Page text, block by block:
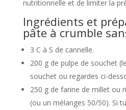
nutritionnelle et de limiter la
Ingrédients et
pâte à crumble
3 C à S de cannelle.
200 g de pulpe de souchet
souchet ou regardes ci-
250 g de farine de millet ou
(ou un mélanges 50/50). Si